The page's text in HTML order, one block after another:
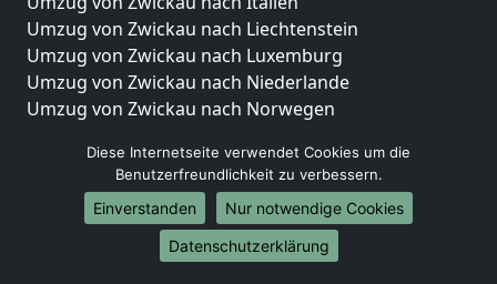
Umzug von Zwickau nach Liechtenstein
Umzug von Zwickau nach Luxemburg
Umzug von Zwickau nach Niederlande
Umzug von Zwickau nach Norwegen
Umzüge-Deutschlandweit
Umzug von Zwickau nach Berlin
Umzug von Zwickau nach Hamburg
Umzug von Zwickau nach München
Umzug von Zwickau nach Köln
Diese Internetseite verwendet Cookies um die
Benutzerfreundlichkeit zu verbessern.
Einverstanden
Nur notwendige Cookies
Datenschutzerklärung